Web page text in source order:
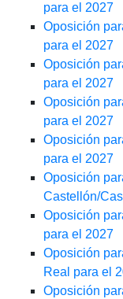
para el 2027
Oposición
para el 2027
Oposición
para el 2027
Oposición
para el 2027
Oposición
para el 2027
Oposición
Castellón/
Oposición
para el 2027
Oposición
Real para el
Oposición